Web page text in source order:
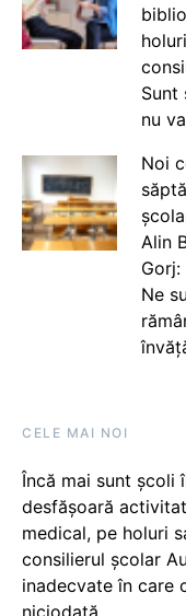
Sunt
nu
Noi
Alin
Ne
CELE MAI NOI
Încă mai sunt școli
desfășoară
medical, pe holuri
consilierul școlar
inadecvate în care
niciodată